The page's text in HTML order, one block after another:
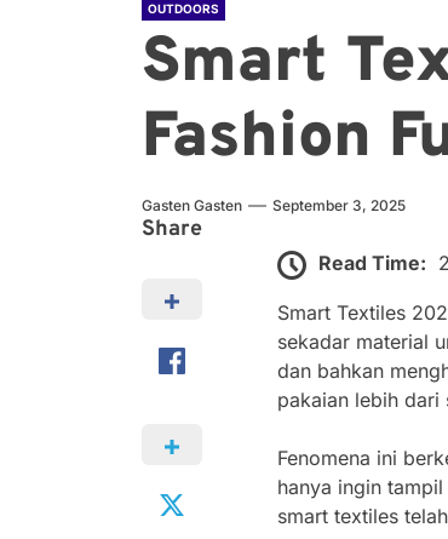
OUTDOORS
Smart
Fashion
Gasten Gasten September 3, 2025
Share
Read Time:
Smart Textiles
sekadar material
dan bahkan
pakaian lebih
Fenomena ini
hanya ingin
smart textiles